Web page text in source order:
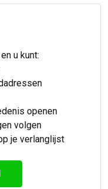
u kunt:
openen
volgen
je verlanglijst